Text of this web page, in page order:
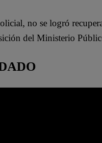
no se logró
del Ministerio